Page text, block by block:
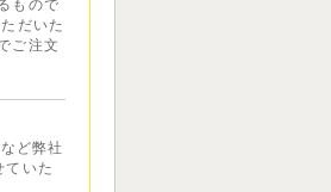
もので
だいた
ご注文
ど弊社
ていた